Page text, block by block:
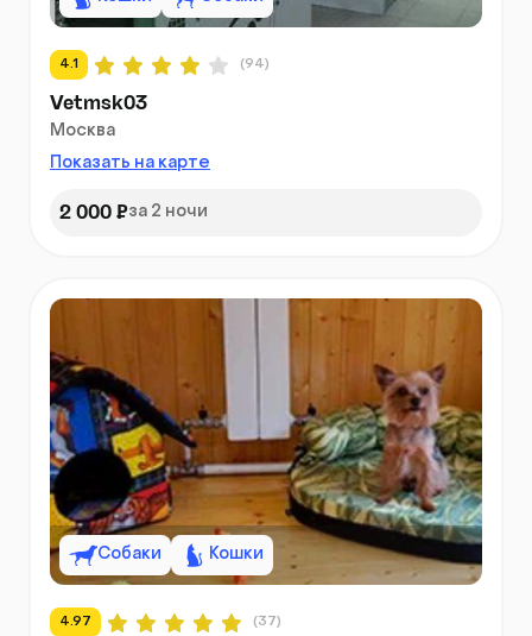
4.1 (94)
Vetmsk03
Москва
Показать на карте
2 000 ₽за 2 ночи
Собаки Кошки
4.97 (37)